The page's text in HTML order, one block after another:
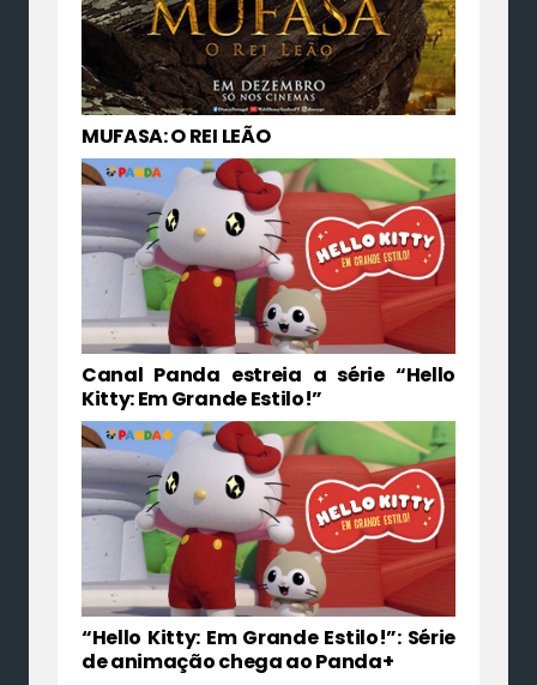
MUFASA: O REI LEÃO
Canal Panda estreia a série “Hello
Kitty: Em Grande Estilo!”
“Hello Kitty: Em Grande Estilo!”: Série
de animação chega ao Panda+